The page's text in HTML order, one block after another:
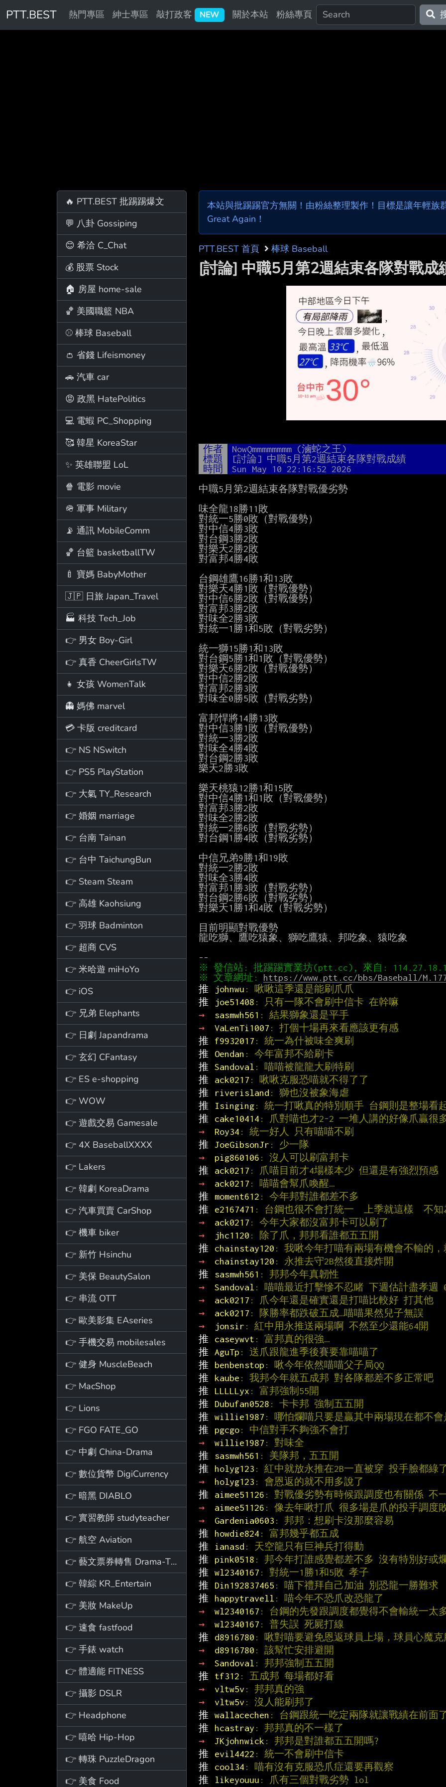
PTT.BEST 熱門專區 紳士專區 敲打政客 NEW 關於本站 粉絲專頁
🔥 PTT.BEST 批踢踢爆文
💬 八卦 Gossiping
😊 希洽 C_Chat
💰 股票 Stock
🏠 房屋 home-sale
🏀 美國職籃 NBA
⚾ 棒球 Baseball
👛 省錢 Lifeismoney
🚗 汽車 car
😡 政黑 HatePolitics
💻 電蝦 PC_Shopping
🥰 韓星 KoreaStar
✨ 英雄聯盟 LoL
🍿 電影 movie
🪖 軍事 Military
📡 通訊 MobileComm
🏀 台籃 basketballTW
🍼 寶媽 BabyMother
🇯🇵 日旅 Japan_Travel
🏭 科技 Tech_Job
👉 男女 Boy-Girl
👉 真香 CheerGirlsTW
👧 女孩 WomenTalk
👻 媽佛 marvel
💳 卡版 creditcard
👉 NS NSwitch
👉 PS5 PlayStation
👉 大氣 TY_Research
👉 婚姻 marriage
👉 台南 Tainan
👉 台中 TaichungBun
👉 Steam Steam
👉 高雄 Kaohsiung
👉 羽球 Badminton
👉 超商 CVS
👉 米哈遊 miHoYo
👉 iOS
👉 兄弟 Elephants
👉 日劇 Japandrama
👉 玄幻 CFantasy
👉 ES e-shopping
👉 WOW
👉 遊戲交易 Gamesale
👉 4X BaseballXXXX
👉 Lakers
👉 韓劇 KoreaDrama
👉 汽車買賣 CarShop
👉 機車 biker
👉 新竹 Hsinchu
👉 美保 BeautySalon
👉 串流 OTT
👉 歐美影集 EAseries
👉 手機交易 mobilesales
👉 健身 MuscleBeach
👉 MacShop
👉 Lions
👉 FGO FATE_GO
👉 中劇 China-Drama
👉 數位貨幣 DigiCurrency
👉 暗黑 DIABLO
👉 實習教師 studyteacher
👉 航空 Aviation
👉 藝文票券轉售 Drama-Ticket
👉 韓綜 KR_Entertain
👉 美妝 MakeUp
👉 速食 fastfood
👉 手錶 watch
👉 體適能 FITNESS
👉 攝影 DSLR
👉 Headphone
👉 嘻哈 Hip-Hop
👉 轉珠 PuzzleDragon
👉 美食 Food
本站與批踢踢官方無關！由粉絲整理製作！目標是讓年輕族
Great Again！
PTT.BEST 首頁 棒球 Baseball
[討論] 中職5月第2週結束各隊對戰成
作者 NowQmmmmmmmm (滷蛇之王)
標題
[討論] 中職5月第2週結束各隊對戰成績
時間
Sun May 10 22:16:52 2026
中職5月第2週結束各隊對戰優劣勢
味全龍18勝11敗
對統一5勝0敗（對戰優勢）
對中信4勝3敗
對台鋼3勝2敗
對樂天2勝2敗
對富邦4勝4敗
台鋼雄鷹16勝1和13敗
對樂天4勝1敗（對戰優勢）
對中信6勝2敗（對戰優勢）
對富邦3勝2敗
對味全2勝3敗
對統一1勝1和5敗（對戰劣勢）
統一獅15勝1和13敗
對台鋼5勝1和1敗（對戰優勢）
對樂天6勝2敗（對戰優勢）
對中信2勝2敗
對富邦2勝3敗
對味全0勝5敗（對戰劣勢）
富邦悍將14勝13敗
對中信3勝1敗（對戰優勢）
對統一3勝2敗
對味全4勝4敗
對台鋼2勝3敗
樂天2勝3敗
樂天桃猿12勝1和15敗
對中信4勝1和1敗（對戰優勢）
對富邦3勝2敗
對味全2勝2敗
對統一2勝6敗（對戰劣勢）
對台鋼1勝4敗（對戰劣勢）
中信兄弟9勝1和19敗
對統一2勝2敗
對味全3勝4敗
對富邦1勝3敗（對戰劣勢）
對台鋼2勝6敗（對戰劣勢）
對樂天1勝1和4敗（對戰劣勢）
目前明顯對戰優勢
龍吃獅、鷹吃猿象、獅吃鷹猿、邦吃象、猿吃象
※ 文章網址: https://www.ptt.cc/bbs/Baseball/
推
johnwu : 啾啾這季還是能刷爪爪
推
joe51408 : 只有一隊不會刷中信卡 在幹嘛
→
sasmwh561 : 結果獅象還是平手
→
VaLenTi1007 : 打個十場再來看應該更有感
推
f9932017 : 統一為什被味全爽刷
推
Oendan : 今年富邦不給刷卡
推 Sandoval : 喵喵被龍龍大刷特刷
推
ack0217 : 啾啾克服恐喵就不得了了
推
riverisland : 獅也沒被象海虐
推
Isinging: 統一打啾真的特別順手 台鋼則是整場看
推
cake10414 : 爪對喵也才2-2 一堆人講的好像爪贏很
→
Roy34 : 統一好人 只有喵喵不刷
推 JoeGibsonJr : 少一隊
→
pig860106 : 沒人可以刷富邦卡
推
ack0217 : 爪喵目前才4場樣本少 但還是有強烈預感
→
ack0217 : 喵喵會幫爪喚醒…
推
moment612 : 今年邦對誰都差不多
推
e2167471 : 台鋼也很不會打統一  上季就這樣  不知
→
ack0217 : 今年大家都沒富邦卡可以刷了
→
jhc1120 : 除了爪，邦邦看誰都五五開
推
chainstay120 : 我啾今年打喵有兩場有機會不輸的
→
chainstay120 : 永推去守2B然後直接炸開
推
sasmwh561 : 邦邦今年真韌性
→
Sandoval : 喵喵最近打擊慘不忍睹 下週估計盡孝週
→
ack0217 : 爪今年還是確實還是打喵比較好 打其他
→
ack0217 : 隊勝率都跌破五成…喵喵果然兒子無誤
→
jonsir : 紅中用永推送兩場啊 不然至少還能64開
推
caseywvt : 富邦真的很強…
推 AguTp : 送爪跟龍進季後賽要靠喵喵了
推
benbenstop : 啾今年依然喵喵父子局QQ
推
kaube : 我邦今年就五成邦 對各隊都差不多正常吧
推
LLLLLyx : 富邦強制55開
推
Dubufan0528 : 卡卡邦 強制五五開
推 willie1987 : 哪怕爛喵只要是贏其中兩場現在都不會
推
pgcgo: 中信對手不夠強不會打
→
willie1987 : 對味全
推
sasmwh561 : 美隊邦，五五開
推
holyg123 : 紅中就放永推在2B一直被穿 投手臉都綠
→
holyg123 : 會恩返的就不用多說了
推
aimee51126 : 對戰優劣勢有時候跟調度也有關係 不
→
aimee51126 : 像去年啾打爪 很多場是爪的投手調度
→
Gardenia0603 : 邦邦：想刷卡沒那麼容易
推
howdie824 : 富邦幾乎都五成
推
ianasd : 天空龍只有巨神兵打得動
推
pink0518 : 邦今年打誰感覺都差不多 沒有特別好或
推 wl2340167 : 對統一1勝1和5敗 孝子
推
Din192837465 : 喵下禮拜自己加油 別恐龍一勝難求
推
happytravell : 喵今年不恐爪改恐龍了
→
wl2340167 : 台鋼的先發跟調度都覺得不會輸統一太
→
wl2340167 : 普失誤 死屍打線
推
d8916780 : 啾對喵要避免恩返球員上場，球員心魔
→
d8916780 : 該幫忙安排避開
→
Sandoval : 邦邦強制五五開
推
tf312 : 五成邦 每場都好看
→
vltw5v : 邦邦真的強
→
vltw5v : 沒人能刷邦了
推 wallacechen : 台鋼跟統一吃定兩隊就讓戰績在前面
推
hcastray : 邦邦真的不一樣了
→
JKjohnwick : 邦邦是對誰都五五開嗎?
推
evil4422 : 統一不會刷中信卡
推
cool34 : 喵有沒有克服恐爪症還要再觀察
推
likeyouuu : 爪有三個對戰劣勢 lol